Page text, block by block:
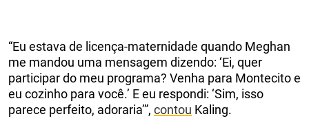
“Eu estava de licença-maternidade quando Meghan
me mandou uma mensagem dizendo: ‘Ei, quer
participar do meu programa? Venha para Montecito e
eu cozinho para você.’ E eu respondi: ‘Sim, isso
parece perfeito, adoraria’”, contou Kaling.